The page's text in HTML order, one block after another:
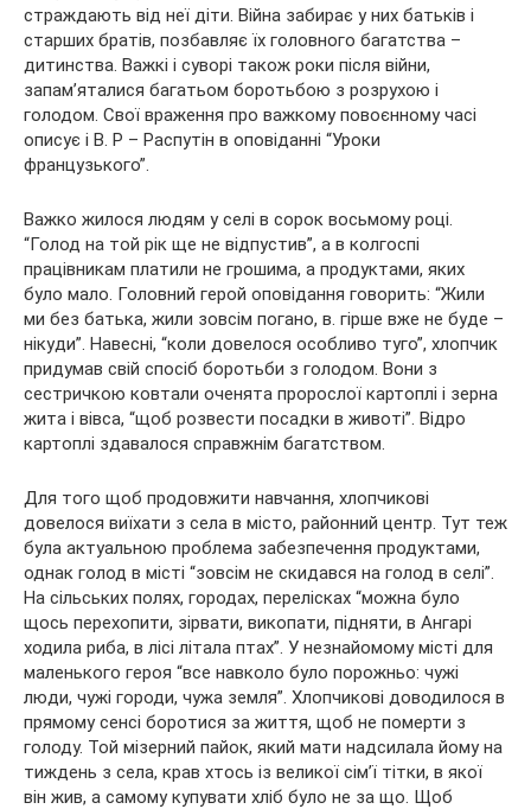
страждають від неї діти. Війна забирає у них батьків і
старших братів, позбавляє їх головного багатства –
дитинства. Важкі і суворі також роки після війни,
запам’яталися багатьом боротьбою з розрухою і
голодом. Свої враження про важкому повоєнному часі
описує і В. Р – Распутін в оповіданні “Уроки
французького”.
Важко жилося людям у селі в сорок восьмому році.
“Голод на той рік ще не відпустив”, а в колгоспі
працівникам платили не грошима, а продуктами, яких
було мало. Головний герой оповідання говорить: “Жили
ми без батька, жили зовсім погано, в. гірше вже не буде –
нікуди”. Навесні, “коли довелося особливо туго”, хлопчик
придумав свій спосіб боротьби з голодом. Вони з
сестричкою ковтали оченята пророслої картоплі і зерна
жита і вівса, “щоб розвести посадки в животі”. Відро
картоплі здавалося справжнім багатством.
Для того щоб продовжити навчання, хлопчикові
довелося виїхати з села в місто, районний центр. Тут теж
була актуальною проблема забезпечення продуктами,
однак голод в місті “зовсім не скидався на голод в селі”.
На сільських полях, городах, перелісках “можна було
щось перехопити, зірвати, викопати, підняти, в Ангарі
ходила риба, в лісі літала птах”. У незнайомому місті для
маленького героя “все навколо було порожньо: чужі
люди, чужі городи, чужа земля”. Хлопчикові доводилося в
прямому сенсі боротися за життя, щоб не померти з
голоду. Той мізерний пайок, який мати надсилала йому на
тиждень з села, крав хтось із великої сім’ї тітки, в якої
він жив, а самому купувати хліб було не за що. Щоб